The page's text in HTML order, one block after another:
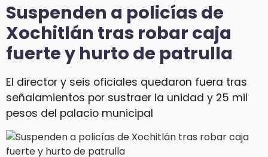
Suspenden a policías de
Xochitlán tras robar caja
fuerte y hurto de patrulla
El director y seis oficiales quedaron fuera tras
señalamientos por sustraer la unidad y 25 mil
pesos del palacio municipal